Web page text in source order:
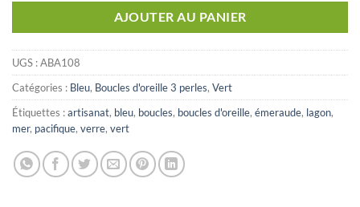
AJOUTER AU PANIER
UGS :ABA108
Catégories : Bleu, Boucles d'oreille 3 perles, Vert
Étiquettes :artisanat, bleu, boucles, boucles d'oreille, émeraude, lagon,
mer, pacifique, verre, vert